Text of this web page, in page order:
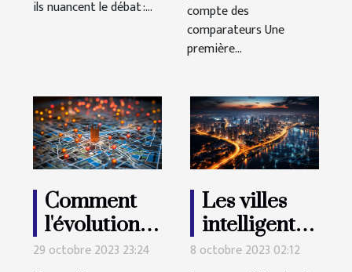
ils nuancent le débat :...
compte des
comparateurs Une
première...
Comment
l'évolution
de la
29 octobre 2023 23:24
Les villes
intelligentes
: une
8 octobre 2023 02:12